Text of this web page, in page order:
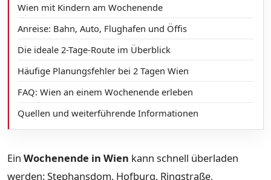
Wien mit Kindern am Wochenende
Anreise: Bahn, Auto, Flughafen und Öffis
Die ideale 2-Tage-Route im Überblick
Häufige Planungsfehler bei 2 Tagen Wien
FAQ: Wien an einem Wochenende erleben
Quellen und weiterführende Informationen
Ein Wochenende in Wien kann schnell überladen
werden: Stephansdom, Hofburg, Ringstraße,